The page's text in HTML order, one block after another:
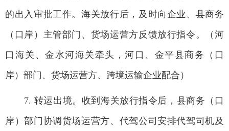
的出入审批工作。海关放行后，及时向企业、县商务
（口岸）主管部门、货场运营方反馈放行指令。（河
口海关、金水河海关牵头，河口、金平县商务（口
岸）部门、货场运营方、跨境运输企业配合）
7. 转运出境。收到海关放行指令后，县商务（口
岸）部门协调货场运营方、代驾公司安排代驾司机及